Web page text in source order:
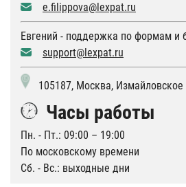
e.filippova@lexpat.ru
Евгений - поддержка по формам и
support@lexpat.ru
105187, Москва, Измайловское
Часы работы
Пн. - Пт.: 09:00 – 19:00
По московскому времени
Сб. - Вс.: выходные дни